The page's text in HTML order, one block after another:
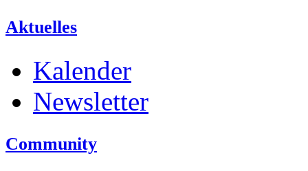
Aktuelles
Kalender
Newsletter
Community